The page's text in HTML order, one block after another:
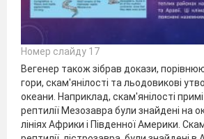
Номер слайду 17
Вегенер також зібрав докази,
гори, скам'янілості та льодовикові
океани. Наприклад, скам'янілості
рептилії Мезозавра були знайдені на
лініях Африки і Південної Америки.